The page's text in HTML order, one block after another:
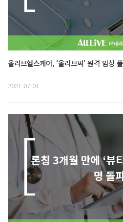
올리브헬스케어, '올리브씨' 원격 임상
2021-07-01